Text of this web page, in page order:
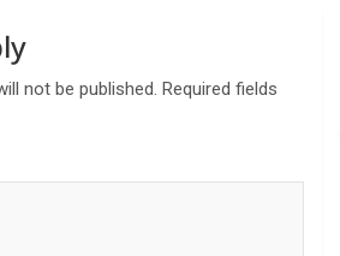
not be published. Required fields